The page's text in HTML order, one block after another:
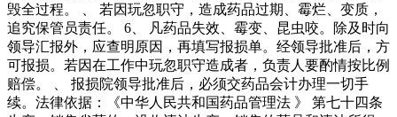
毁全过程。 、 若因玩忽职守，造成药品过期、霉烂、变质，
追究保管员责任。 6、 凡药品失效、霉变、昆虫咬。除及时向
领导汇报外，应查明原因，再填写报损单。经领导批准后，方
可报损。若因在工作中玩忽职守造成者，负责人要酌情按比例
赔偿。 、 报损院领导批准后，必须交药品会计办理一切手
续。法律依据：《中华人民共和国药品管理法 》 第七十四条